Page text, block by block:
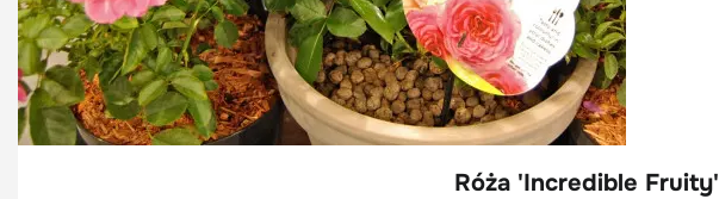
Róża 'Incredible Fruity'